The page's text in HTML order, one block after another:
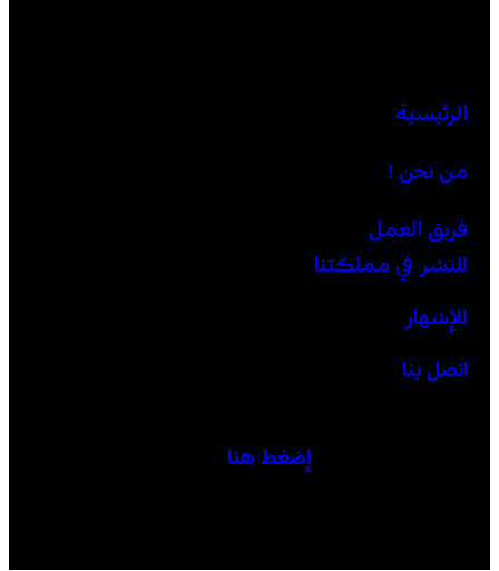
الرئيسية
من نحن !
فريق العمل
للنشر في مملكتنا
للإشهار
اتصل بنا
إضغط هنا